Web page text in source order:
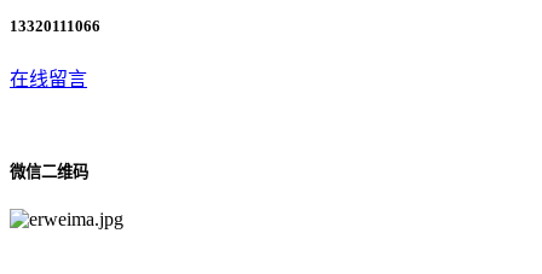
13320111066
在线留言
微信二维码